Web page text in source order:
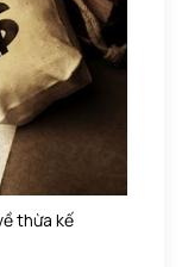
thừa kế